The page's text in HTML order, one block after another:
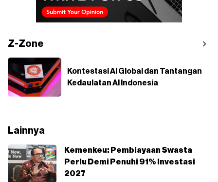
Z-Zone
Kontestasi AI Global dan Tantangan
Kedaulatan AI Indonesia
Lainnya
⁠Kemenkeu: Pembiayaan Swasta
Perlu Demi Penuhi 91% Investasi
2027